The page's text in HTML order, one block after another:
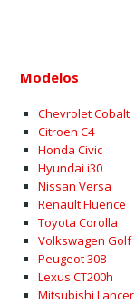
Modelos
Chevrolet Cobalt
Citroen C4
Honda Civic
Hyundai i30
Nissan Versa
Renault Fluence
Toyota Corolla
Volkswagen Golf
Peugeot 308
Lexus CT200h
Mitsubishi Lancer